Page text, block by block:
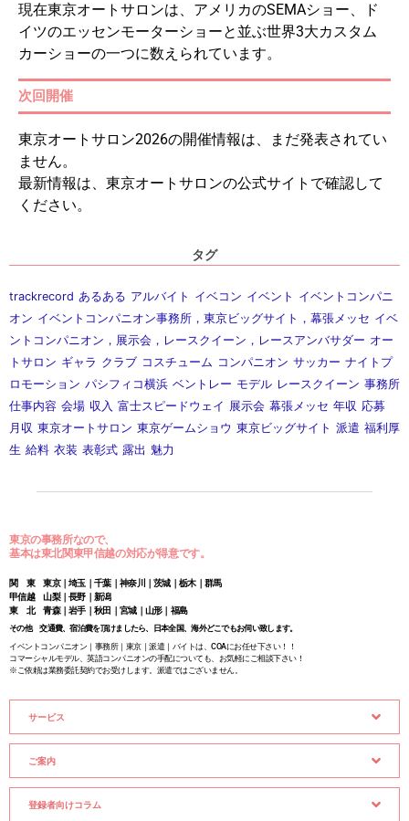
現在東京オートサロンは、アメリカのSEMAショー、ド
イツのエッセンモーターショーと並ぶ世界3大カスタム
カーショーの一つに数えられています。
次回開催
東京オートサロン2026の開催情報は、まだ発表されてい
ません。
最新情報は、東京オートサロンの公式サイトで確認して
ください。
タグ
trackrecord あるある アルバイト イベコン イベント イベントコンパニ
オン イベントコンパニオン事務所，東京ビッグサイト，幕張メッセ イベ
ントコンパニオン，展示会，レースクイーン，レースアンバサダー オー
トサロン ギャラ クラブ コスチューム コンパニオン サッカー ナイトプ
ロモーション パシフィコ横浜 ベントレー モデル レースクイーン 事務所
仕事内容 会場 収入 富士スピードウェイ 展示会 幕張メッセ 年収 応募
月収 東京オートサロン 東京ゲームショウ 東京ビッグサイト 派遣 福利厚
生 給料 衣装 表彰式 露出 魅力
東京の事務所なので、
基本は東北関東甲信越の対応が得意です。
関 東 東京｜埼玉｜千葉｜神奈川｜茨城｜栃木｜群馬
甲信越 山梨｜長野｜新潟
東 北 青森｜岩手｜秋田｜宮城｜山形｜福島
その他 交通費、宿泊費を頂けましたら、日本全国、海外どこでもお伺い致します。
イベントコンパニオン｜事務所｜東京｜派遣｜バイトは、COAにお任せ下さい！！
コマーシャルモデル、英語コンパニオンの手配についても、お気軽にご相談下さい！
※ご依頼は業務委託契約でお受けします。派遣ではございません。
サービス
ご案内
登録者向けコラム